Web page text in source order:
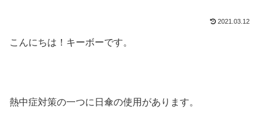
2021.03.12
こんにちは！キーボーです。
熱中症対策の一つに日傘の使用があります。